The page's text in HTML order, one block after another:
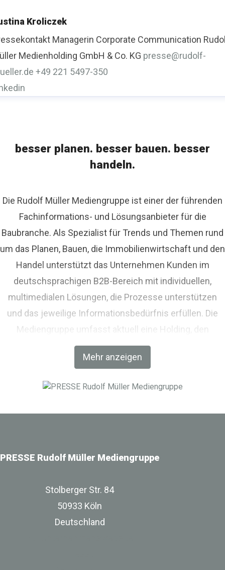
Kroliczek
Managerin Corporate Communication
Medienholding GmbH & Co. KG presse@rudolf-
+49 221 5497-350
besser planen. besser bauen. besser
handeln.
Mehr anzeigen
Die Rudolf Müller Mediengruppe ist einer der führenden
Fachinformations- und Lösungsanbieter für die
Baubranche. Als Spezialist für Trends und Themen rund
um das Planen, Bauen, die Immobilienwirtschaft und den
Handel unterstützt das Unternehmen Kunden im
deutschsprachigen B2B-Bereich mit individuellen,
multimedialen Lösungen, die Prozesse unterstützen
und das jeweilige Informationsbedürfnis erfüllen. Die
Mediengruppe umfasst aktuell eine Holding, den
Fachverlag RM Rudolf Müller Medien und mit der BIM
World MUNICH eine Netzwerkplattform für Akteure der
PRESSE Rudolf Müller Mediengruppe
Stolberger Str. 84
50933 Köln
Deutschland